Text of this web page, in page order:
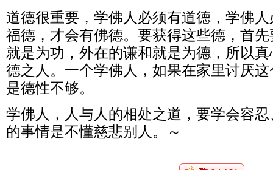
道德很重要，学佛人必须有道德，学佛
福德，才会有佛德。要获得这些德，首
就是为功，外在的谦和就是为德，所以
德之人。一个学佛人，如果在家里讨厌
是德性不够。
学佛人，人与人的相处之道，要学会容
的事情是不懂慈悲别人。～